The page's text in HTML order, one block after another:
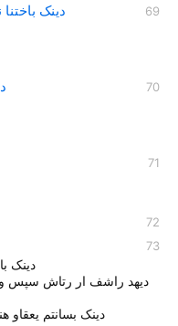
دینک
دینک
دیهد راشف ار رتاش سپس
دینک بسانتم